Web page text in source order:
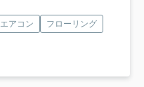
エアコン
フローリング